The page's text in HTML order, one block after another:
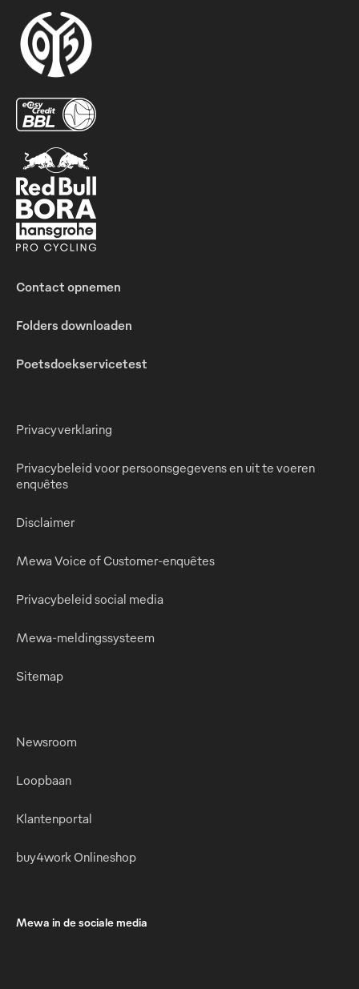
Contact opnemen
Folders downloaden
Poetsdoekservicetest
Privacyverklaring
Privacybeleid voor persoonsgegevens en uit te voeren
enquêtes
Disclaimer
Mewa Voice of Customer-enquêtes
Privacybeleid social media
Mewa-meldingssysteem
Sitemap
Newsroom
Loopbaan
Klantenportal
buy4work Onlineshop
Mewa in de sociale media